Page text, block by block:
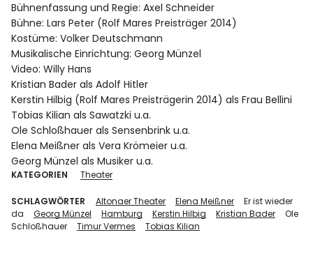
Bühnenfassung und Regie: Axel Schneider
Bühne: Lars Peter (Rolf Mares Preisträger 2014)
Kostüme: Volker Deutschmann
Musikalische Einrichtung: Georg Münzel
Video: Willy Hans
Kristian Bader als Adolf Hitler
Kerstin Hilbig (Rolf Mares Preisträgerin 2014) als Frau Bellini
Tobias Kilian als Sawatzki u.a.
Ole Schloßhauer als Sensenbrink u.a.
Elena Meißner als Vera Krömeier u.a.
Georg Münzel als Musiker u.a.
KATEGORIEN Theater
SCHLAGWÖRTER Altonaer Theater Elena Meißner
Er ist wieder
da
Georg Münzel Hamburg Kerstin Hilbig Kristian Bader
Ole
Schloßhauer
Timur Vermes Tobias Kilian